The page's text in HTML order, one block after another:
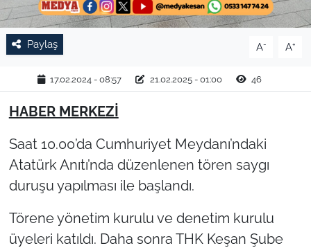
Paylaş A- A+
17.02.2024 - 08:57 21.02.2025 - 01:00 46
HABER MERKEZİ
Saat 10.00’da Cumhuriyet Meydanı’ndaki
Atatürk Anıtı’nda düzenlenen tören saygı
duruşu yapılması ile başlandı.
Törene yönetim kurulu ve denetim kurulu
üyeleri katıldı. Daha sonra THK Keşan Şube
RESMİ İLAN
SPOR
YAŞAM
TEKİRDAĞ
KIRKLARELİ
ÇANAKKALE